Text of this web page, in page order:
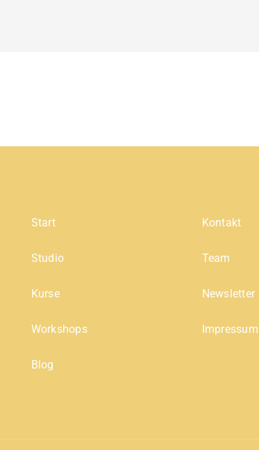
Start
Studio
Kurse
Workshops
Blog
Kontakt
Team
Newsletter